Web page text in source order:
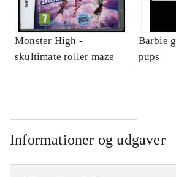
Monster High -
skultimate roller maze
Barbie
pups
Informationer og udgaver